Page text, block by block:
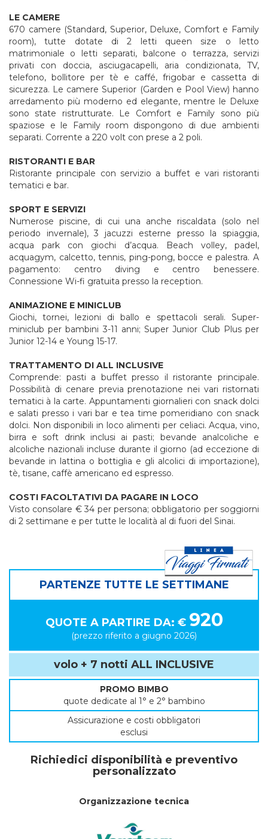
LE CAMERE
670 camere (Standard, Superior, Deluxe, Comfort e Family
room), tutte dotate di 2 letti queen size o letto
matrimoniale o letti separati, balcone o terrazza, servizi
privati con doccia, asciugacapelli, aria condizionata, TV,
telefono, bollitore per tè e caffé, frigobar e cassetta di
sicurezza. Le camere Superior (Garden e Pool View) hanno
arredamento più moderno ed elegante, mentre le Deluxe
sono state ristrutturate. Le Comfort e Family sono più
spaziose e le Family room dispongono di due ambienti
separati. Corrente a 220 volt con prese a 2 poli.
RISTORANTI E BAR
Ristorante principale con servizio a buffet e vari ristoranti
tematici e bar.
SPORT E SERVIZI
Numerose piscine, di cui una anche riscaldata (solo nel
periodo invernale), 3 jacuzzi esterne presso la spiaggia,
acqua park con giochi d’acqua. Beach volley, padel,
acquagym, calcetto, tennis, ping-pong, bocce e palestra. A
pagamento: centro diving e centro benessere.
Connessione Wi-fi gratuita presso la reception.
ANIMAZIONE E MINICLUB
Giochi, tornei, lezioni di ballo e spettacoli serali. Super-
miniclub per bambini 3-11 anni; Super Junior Club Plus per
Junior 12-14 e Young 15-17.
TRATTAMENTO DI ALL INCLUSIVE
Comprende: pasti a buffet presso il ristorante principale.
Possibilità di cenare previa prenotazione nei vari ristornati
tematici à la carte. Appuntamenti giornalieri con snack dolci
e salati presso i vari bar e tea time pomeridiano con snack
dolci. Non disponibili in loco alimenti per celiaci. Acqua, vino,
birra e soft drink inclusi ai pasti; bevande analcoliche e
alcoliche nazionali incluse durante il giorno (ad eccezione di
bevande in lattina o bottiglia e gli alcolici di importazione),
tè, tisane, caffè americano ed espresso.
COSTI FACOLTATIVI DA PAGARE IN LOCO
Visto consolare € 34 per persona; obbligatorio per soggiorni
di 2 settimane e per tutte le località al di fuori del Sinai.
PARTENZE TUTTE LE SETTIMANE
QUOTE A PARTIRE DA: € 920
(prezzo riferito a giugno 2026)
volo + 7 notti ALL INCLUSIVE
PROMO BIMBO
quote dedicate al 1° e 2° bambino
Assicurazione e costi obbligatori
esclusi
Richiedici disponibilità e preventivo
personalizzato
Organizzazione tecnica